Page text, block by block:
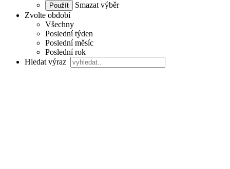
Smazat výběr
Zvolte období
Všechny
Poslední týden
Poslední měsíc
Poslední rok
Hledat výraz